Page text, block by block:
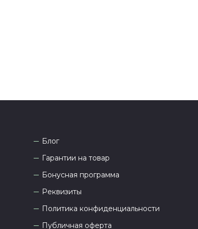
Блог
Гарантии на товар
Бонусная программа
Реквизиты
Политика конфиденциальности
Публичная оферта